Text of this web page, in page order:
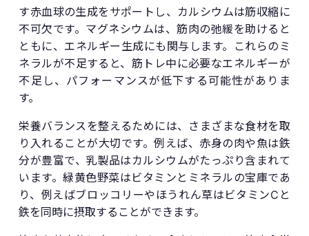
す赤血球の生成をサポートし、カルシウムは筋収縮に
不可欠です。マグネシウムは、筋肉の弛緩を助けると
ともに、エネルギー生成にも関与します。これらのミ
ネラルが不足すると、筋トレ中に必要なエネルギーが
不足し、パフォーマンスが低下する可能性がありま
す。
栄養バランスを整えるためには、さまざまな食材を取
り入れることが大切です。例えば、赤身の肉や魚は鉄
分が豊富で、乳製品はカルシウムがたっぷり含まれて
います。緑黄色野菜はビタミンとミネラルの宝庫であ
り、例えばブロッコリーやほうれん草はビタミンCと
鉄を同時に摂取することができます。